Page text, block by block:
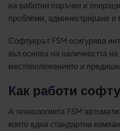
на работни поръчки и
проблеми, администриране и
Софтуерът FSM осигурява
въз основа на наличността на
местоположението и
Как работи
А технологията FSM
които една стандартна